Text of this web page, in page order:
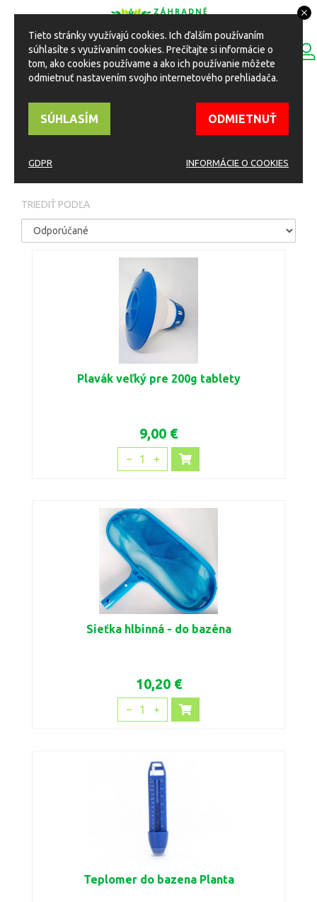
Toggle
navigation
ESHOP
BAZÉNOVÉ
PRÍSLUŠENSTVO
TRIEDIŤ PODĽA
Plavák veľký pre 200g tablety
9,00 €
1
Sieťka hlbinná - do bazéna
10,20 €
1
Teplomer do bazena Planta
Tieto stránky využívajú cookies. Ich ďalším používaním
súhlasíte s využívaním cookies. Prečítajte si informácie o
tom, ako cookies používame a ako ich používanie môžete
odmietnuť nastavením svojho internetového prehliadača.
SÚHLASÍM ODMIETNUŤ
GDPR INFORMÁCIE O COOKIES